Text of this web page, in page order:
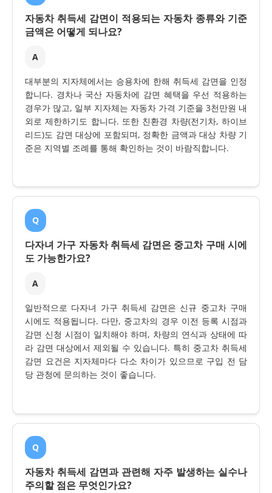
자동차 취득세 감면이 적용되는 자동차 종류와 기준
금액은 어떻게 되나요?
A
대부분의 지자체에서는 승용차에 한해 취득세 감면을 인정
합니다. 경차나 국산 자동차에 감면 혜택을 우선 적용하는
경우가 많고, 일부 지자체는 자동차 가격 기준을 3천만원 내
외로 제한하기도 합니다. 또한 친환경 차량(전기차, 하이브
리드)도 감면 대상에 포함되며, 정확한 금액과 대상 차량 기
준은 지역별 조례를 통해 확인하는 것이 바람직합니다.
Q
다자녀 가구 자동차 취득세 감면은 중고차 구매 시에
도 가능한가요?
A
일반적으로 다자녀 가구 취득세 감면은 신규 중고차 구매
시에도 적용됩니다. 다만, 중고차의 경우 이전 등록 시점과
감면 신청 시점이 일치해야 하며, 차량의 연식과 상태에 따
라 감면 대상에서 제외될 수 있습니다. 특히 중고차 취득세
감면 요건은 지자체마다 다소 차이가 있으므로 구입 전 담
당 관청에 문의하는 것이 좋습니다.
Q
자동차 취득세 감면과 관련해 자주 발생하는 실수나
주의할 점은 무엇인가요?